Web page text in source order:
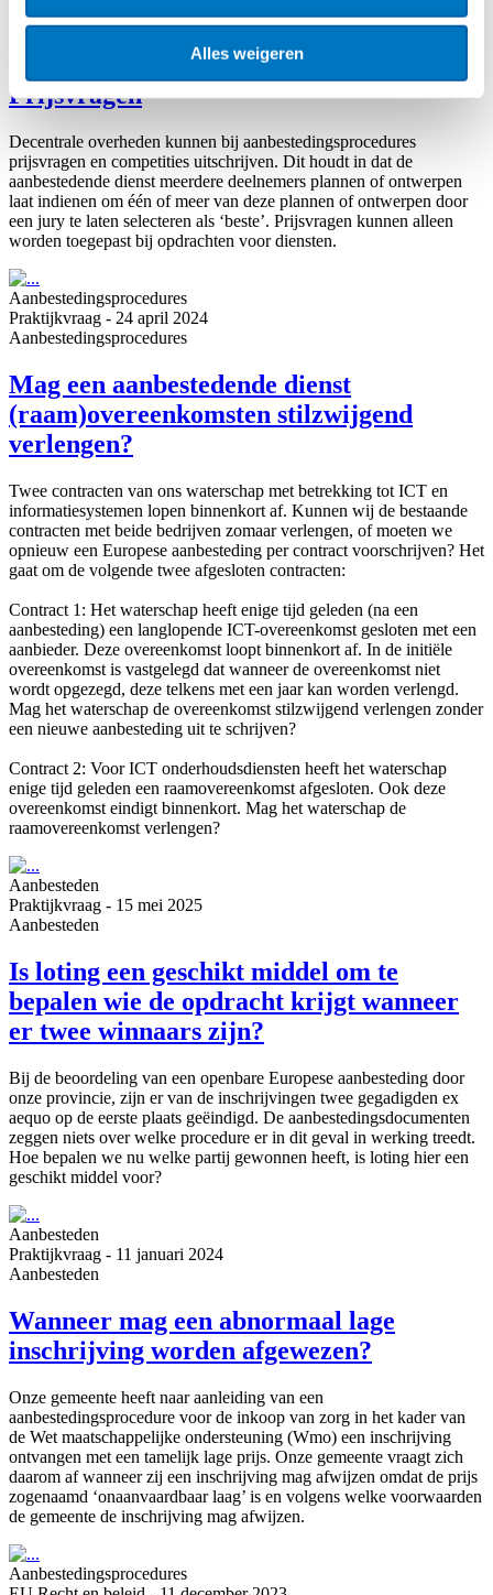
Alles weigeren
EU Recht en beleid-11 december 2023
Prijsvragen
Decentrale overheden kunnen bij aanbestedingsprocedures
prijsvragen en competities uitschrijven. Dit houdt in dat de
aanbestedende dienst meerdere deelnemers plannen of ontwerpen
laat indienen om één of meer van deze plannen of ontwerpen door
een jury te laten selecteren als ‘beste’. Prijsvragen kunnen alleen
worden toegepast bij opdrachten voor diensten.
Aanbestedings­procedures
Praktijkvraag - 24 april 2024
Aanbestedings­procedures
Mag een aanbestedende dienst
(raam)overeenkomsten stilzwijgend
verlengen?
Twee contracten van ons waterschap met betrekking tot ICT en
informatiesystemen lopen binnenkort af. Kunnen wij de bestaande
contracten met beide bedrijven zomaar verlengen, of moeten we
opnieuw een Europese aanbesteding per contract voorschrijven? Het
gaat om de volgende twee afgesloten contracten:
Contract 1: Het waterschap heeft enige tijd geleden (na een
aanbesteding) een langlopende ICT-overeenkomst gesloten met een
aanbieder. Deze overeenkomst loopt binnenkort af. In de initiële
overeenkomst is vastgelegd dat wanneer de overeenkomst niet
wordt opgezegd, deze telkens met een jaar kan worden verlengd.
Mag het waterschap de overeenkomst stilzwijgend verlengen zonder
een nieuwe aanbesteding uit te schrijven?
Contract 2: Voor ICT onderhoudsdiensten heeft het waterschap
enige tijd geleden een raamovereenkomst afgesloten. Ook deze
overeenkomst eindigt binnenkort. Mag het waterschap de
raamovereenkomst verlengen?
Aanbesteden
Praktijkvraag - 15 mei 2025
Aanbesteden
Is loting een geschikt middel om te
bepalen wie de opdracht krijgt wanneer
er twee winnaars zijn?
Bij de beoordeling van een openbare Europese aanbesteding door
onze provincie, zijn er van de inschrijvingen twee gegadigden ex
aequo op de eerste plaats geëindigd. De aanbestedingsdocumenten
zeggen niets over welke procedure er in dit geval in werking treedt.
Hoe bepalen we nu welke partij gewonnen heeft, is loting hier een
geschikt middel voor?
Aanbesteden
Praktijkvraag - 11 januari 2024
Aanbesteden
Wanneer mag een abnormaal lage
inschrijving worden afgewezen?
Onze gemeente heeft naar aanleiding van een
aanbestedingsprocedure voor de inkoop van zorg in het kader van
de Wet maatschappelijke ondersteuning (Wmo) een inschrijving
ontvangen met een tamelijk lage prijs. Onze gemeente vraagt zich
daarom af wanneer zij een inschrijving mag afwijzen omdat de prijs
zogenaamd ‘onaanvaardbaar laag’ is en volgens welke voorwaarden
de gemeente de inschrijving mag afwijzen.
Aanbestedings­procedures